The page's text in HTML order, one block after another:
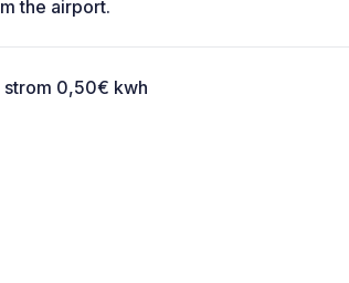
the airport.
strom 0,50€ kwh